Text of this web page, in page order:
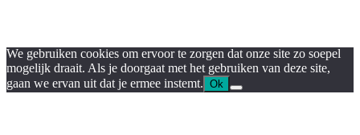
We gebruiken cookies om ervoor te zorgen dat onze site zo soepel
mogelijk draait. Als je doorgaat met het gebruiken van deze site,
gaan we ervan uit dat je ermee instemt. Ok